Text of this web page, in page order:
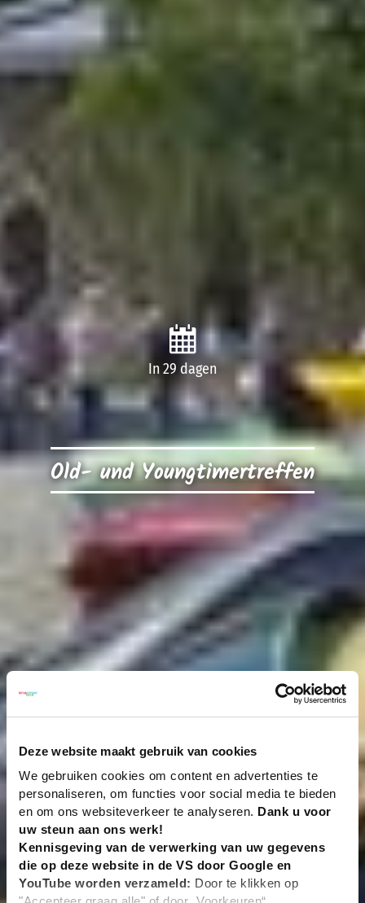
Deze website maakt gebruik van cookies
We gebruiken cookies om content en advertenties te
personaliseren, om functies voor social media te bieden
en om ons websiteverkeer te analyseren. Dank u voor
uw steun aan ons werk!
Kennisgeving van de verwerking van uw gegevens
die op deze website in de VS door Google en
YouTube worden verzameld: Door te klikken op
In 29 dagen
Old- und Youngtimertreffen